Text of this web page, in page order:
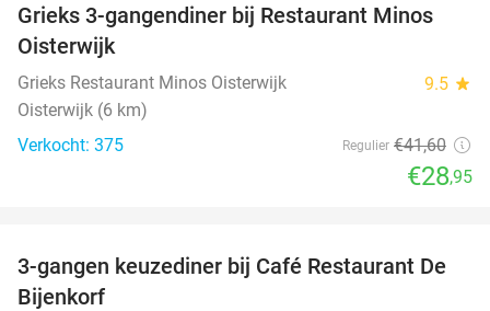
30%
Grieks 3-gangendiner bij Restaurant Minos
Oisterwijk
Grieks Restaurant Minos Oisterwijk 9.5 star
Oisterwijk (6 km)
Verkocht: 375
Regulier €41,60
€28,95
30%
3-gangen keuzediner bij Café Restaurant De
Bijenkorf